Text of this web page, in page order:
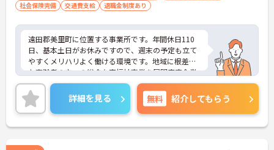
社会保険完備
交通費支給 退職金制度あり
遠田郡美里町に位置する事業所です。年間休日110
日、基本土日がお休みですので、週末の予定も立て
やすくメリハリよく働ける環境です。地域に根差し
た高齢者の方への総合在宅福祉事業を展開安定企業
で、福利厚生も魅力です。ご興味のある方には、面
接対策ポイントなど、さらに詳細をお話しいたしま
すのでお気軽にご相談ください！
詳細を見る 無料 紹介してもらう